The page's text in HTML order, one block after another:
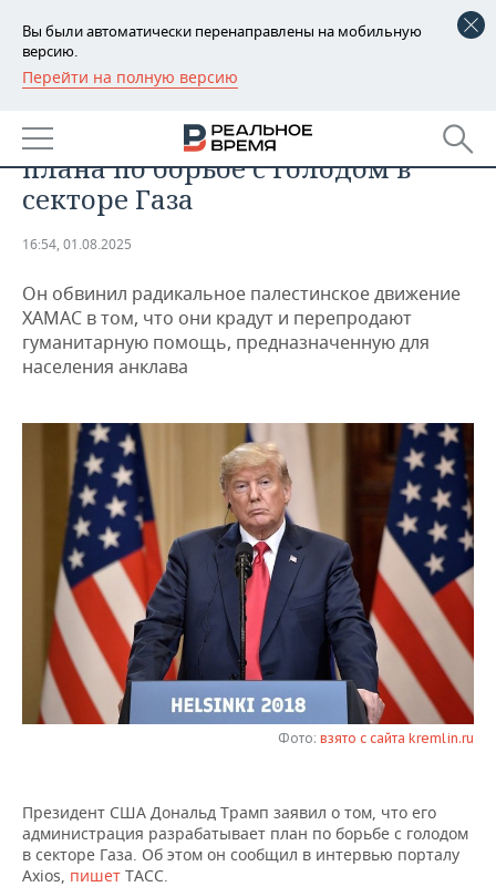
Вы были автоматически перенаправлены на мобильную
версию.
Перейти на полную версию
РЕГИОНЫ
БАШКОРТОСТАН
ТАТАРСТАН
НОВОСТИ
АНАЛИТИКА
ДЕКЛАРАЦИИ О ДОХОДАХ
КОРОЛИ ГОСЗАКАЗА ПФО
КОМУ ПРИНАДЛЕЖАТ
ТОРГОВЫЕ ЦЕНТРЫ
ТАТАРСТАНА
НОВОСТИ ЭКОНОМИКИ
ФИНАНСЫ
БЮДЖЕТ
ИНВЕСТИЦИИ
ПРОМЫШЛЕННОСТЬ
НОВОСТИ
ПРОМЫШЛЕННОСТИ
МАШИНОСТРОЕНИЕ
НЕФТЕХИМИЯ
НЕФТЬ
ОПК
ЭНЕРГЕТИКА
НЕДВИЖИМОСТЬ
НОВОСТИ АВТО
БИЗНЕС
НОВОСТИ БИЗНЕСА
РОЗНИЧНАЯ ТОРГОВЛЯ
ТРАНСПОРТ
УСЛУГИ
ТЕХНОЛОГИИ
НОВОСТИ ТЕХНОЛОГИЙ
МЕДИА
ТЕЛЕКОММУНИКАЦИИ
МЕРОПРИЯТИЯ
НОВОСТИ МЕРОПРИЯТИЙ
ВЫЕЗДНАЯ РЕДАКЦИЯ
БИЗНЕС-БРАНЧИ
СПОРТ
НОВОСТИ СПОРТА
ФУТБОЛ
ВОЛЕЙБОЛ
ОБЩЕСТВО
НОВОСТИ ОБЩЕСТВА
ИСТОРИЯ
ФОТОГАЛЕРЕЯ
СПИСОК ПЕРСОН
ПОЛНАЯ ВЕРСИЯ
Трамп заявил о разработке
плана по борьбе с голодом в
секторе Газа
16:54, 01.08.2025
Он обвинил радикальное палестинское движение
ХАМАС в том, что они крадут и перепродают
гуманитарную помощь, предназначенную для
населения анклава
Фото: взято с сайта kremlin.ru
Президент США Дональд Трамп заявил о том, что его
администрация разрабатывает план по борьбе с голодом
в секторе Газа. Об этом он сообщил в интервью порталу
Axios, пишет ТАСС.